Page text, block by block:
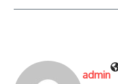
admin